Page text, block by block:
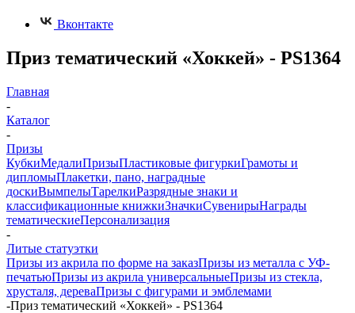
Вконтакте
Приз тематический «Хоккей» - PS1364
Главная
-
Каталог
-
Призы
КубкиМедалиПризыПластиковые фигуркиГрамоты и
дипломыПлакетки, пано, наградные
доскиВымпелыТарелкиРазрядные знаки и
классификационные книжкиЗначкиСувенирыНаграды
тематическиеПерсонализация
-
Литые статуэтки
Призы из акрила по форме на заказПризы из металла с УФ-
печатьюПризы из акрила универсальныеПризы из стекла,
хрусталя, дереваПризы с фигурами и эмблемами
-Приз тематический «Хоккей» - PS1364